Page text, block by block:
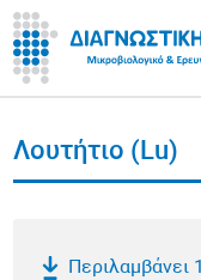
Λουτήτιο (Lu)
Περιλαμβάνει